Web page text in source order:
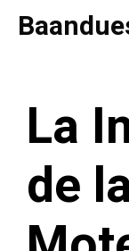
Saltar
La
de